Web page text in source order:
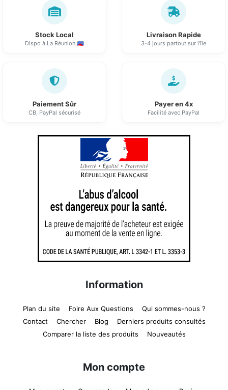
Stock Local
Dispo à La Réunion 🇷🇪
Livraison Rapide
3-4 jours partout sur l'île
Paiement Sûr
CB, PayPal sécurisé
Payer en 4x
Facilité avec PayPal
Information
Plan du site Foire Aux Questions
Qui sommes-nous ?
Contact
Chercher Blog
Derniers produits consultés
Comparer la liste des produits
Nouveautés
Mon compte